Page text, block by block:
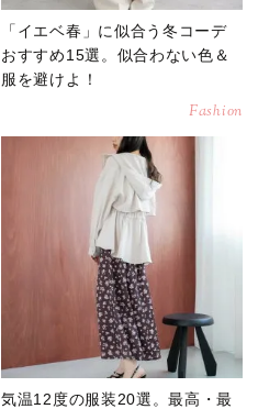
「イエベ春」に似合う冬コーデ
おすすめ15選。似合わない色＆
服を避けよ！
Fashion
気温12度の服装20選。最高・最